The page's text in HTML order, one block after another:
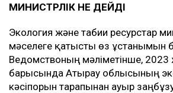
МИНИСТРЛІК НЕ ДЕЙДІ
Экология және табиғи ресурстар
мәселеге қатысты өз ұстанымын
Ведомствоның мәліметінше, 2023
барысында Атырау облысының
кәсіпорын тарапынан ауыр